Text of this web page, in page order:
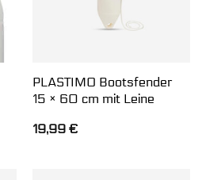
PLASTIMO Bootsfender
15 × 60 cm mit Leine
19,99 €